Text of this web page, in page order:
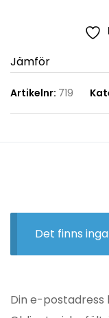
Jämför
Artikelnr: 719
Det finns
Din e-postadress